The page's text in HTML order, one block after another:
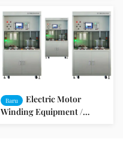
Baru
Electric Motor
Winding Equipment /